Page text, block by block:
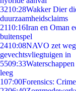
3210:28Wakker Dier
duurzaamheidsclaims
2110:16Iran en Oman
buitenspel
2410:08NAVO zet
gevechtsvliegtuigen in
5509:33
leeg
107:00Forensics: